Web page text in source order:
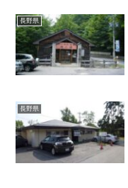
長野県
長野県